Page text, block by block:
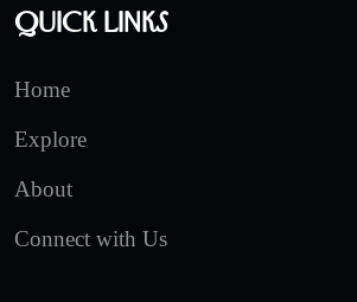
Quick Links
Home
Explore
About
Connect with Us